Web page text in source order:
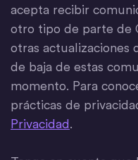
acepta recibir
otro tipo de parte de
otras actualizaciones
de baja de estas
momento. Para
prácticas de
Privacidad.